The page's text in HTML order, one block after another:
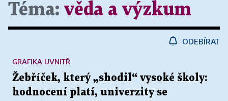
Téma: věda a výzkum
ODEBÍRAT
Žebříček, který „shodil“ vysoké školy:
hodnocení platí, univerzity se
GRAFIKA UVNITŘ